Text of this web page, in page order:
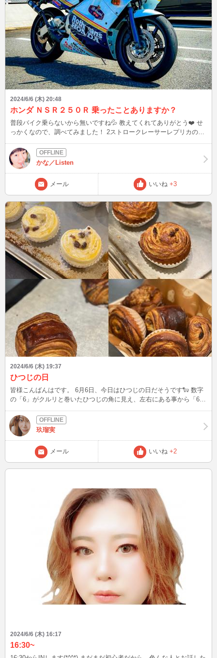
2024/6/6 (木) 20:48
ホンダ ＮＳＲ２５０Ｒ 乗ったことありますか？
普段バイク乗らないから無いですね💦 教えてくれてありがとう❤️ せ
っかくなので、調べてみました！ 2ストロークレーサーレプリカの代
売されていたが、圧倒的人気を誇るNSRの牙城を崩せる物は現れなか
った 今では状態がいい個体を買おうとすると100万円は必要な程に値
上がり↑ こんなすごいの持ってたんだ😳！ 売ったのは勿体無かったね
もしょうがないですが、皆さんは売却して後悔したことはありま
す？？ 次は6/7(金)20:55 6/13(木)に3mmの雨が予想されます 心配な方
は、傘持参しましょうね☂️ ブログは皆様から頂いたご質問、教えても
らったこと、盛り上がった話題を発信！ 良いなと思った方は、お気
に入り登録よろしくお願いします(^^) Xもありますので、プロフィー
ルの「BLOG」からどうぞ♪ こんなファッションして、待ち合わせし
てなど、リクエストOK☆ 最後まで読んでいただき、ありがとうござ
いましたm(__)m
かな／Listen
メール いいね +3
2024/6/6 (木) 19:37
ひつじの日
皆様こんばんはです。 6月6日、今日はひつじの日だそうです🐑 数字
の「6」がクルリと巻いたひつじの角に見え、左右にある事から「6」
たひつじさんの角みたいなパンを作ってきました。 このパンのレッ
スンは、クロワッサン生地(デニッシュ生地)🥐を作った王道の3種類の
パンを生地をアレンジして作る内容でした。 🍫パンオショコラ→バ
ローナの高いチョコ 🍇パンオレザン→カスタードとラムレーズン 🍎
ポムタタン→りんごの甘煮 関西ではめっちゃ有名所のパン屋さん🍞
🥖 パンデュースのシェフから学んできました。 基本のクロワッサン
ずっと動きっぱなしで…ふと、心と身体が疲れてるのに気づいて、流
石に今日のお休みはお昼寝2時間した！🥹🥹 みっちり予定入れたがり
なので、お休みの日は身体を休めないとなぁ〜って思いました😅😅 5
月6月って、寒暖差あるし身体も心も疲れやすい。 皆様も休息はしっ
かり取ってくださいね👍👍
玖瑠実
メール いいね +2
2024/6/6 (木) 16:17
16:30~